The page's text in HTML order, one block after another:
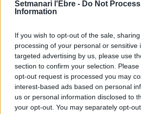
Setmanari l'Ebre - Do Not
Information
If you wish to opt-out of the sale,
processing of your personal or sensitive
targeted advertising by us, please use
section to confirm your selection.
opt-out request is processed you may
interest-based ads based on personal
us or personal information disclosed to
your opt-out. You may separately opt-
i culmina un
6 d'agost de 2026
Els vestits de
enguany amb més
40 peces a concurs
31 de juliol de 2026
“L’eclipsi serà